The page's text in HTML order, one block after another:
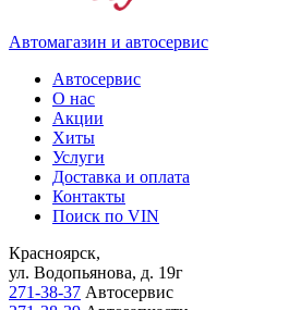
Автомагазин и автосервис
Автосервис
О нас
Акции
Хиты
Услуги
Доставка и оплата
Контакты
Поиск по VIN
Красноярск,
ул. Водопьянова, д. 19г
271-38-37 Автосервис